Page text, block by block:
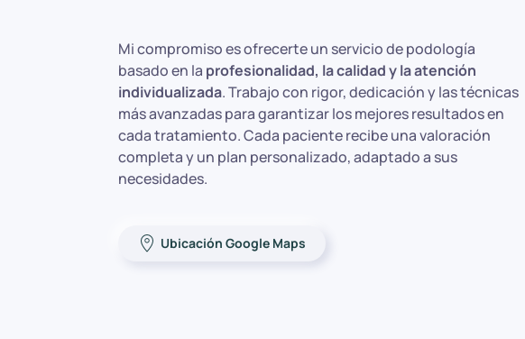
Mi compromiso es ofrecerte un servicio de podología
basado en la profesionalidad, la calidad y la atención
individualizada. Trabajo con rigor, dedicación y las técnicas
más avanzadas para garantizar los mejores resultados en
cada tratamiento. Cada paciente recibe una valoración
completa y un plan personalizado, adaptado a sus
necesidades.
Ubicación Google Maps